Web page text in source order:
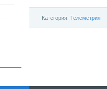
Категория: Телеметрия